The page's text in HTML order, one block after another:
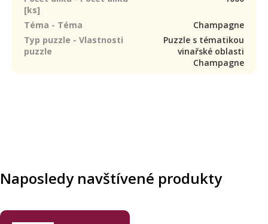
[ks]
Téma - Téma
Champagne
Typ puzzle - Vlastnosti
puzzle
Puzzle s tématikou
vinařské oblasti
Champagne
Naposledy navštívené produkty